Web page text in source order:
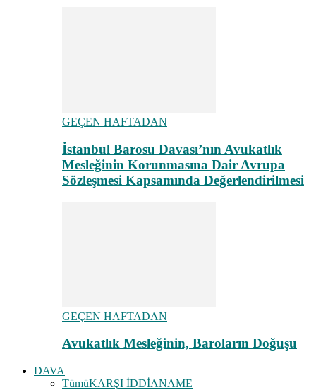
GEÇEN HAFTADAN
İstanbul Barosu Davası’nın Avukatlık
Mesleğinin Korunmasına Dair Avrupa
Sözleşmesi Kapsamında Değerlendirilmesi
GEÇEN HAFTADAN
Avukatlık Mesleğinin, Baroların Doğuşu
DAVA
TümüKARŞI İDDİANAME